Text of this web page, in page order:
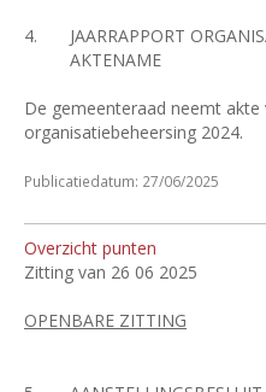
4.
JAARRAPPORT
AKTENAME
De gemeenteraad neemt
organisatiebeheersing 2024.
Publicatiedatum: 27/06/2025
Overzicht punten
Zitting van 26 06 2025
OPENBARE ZITTING